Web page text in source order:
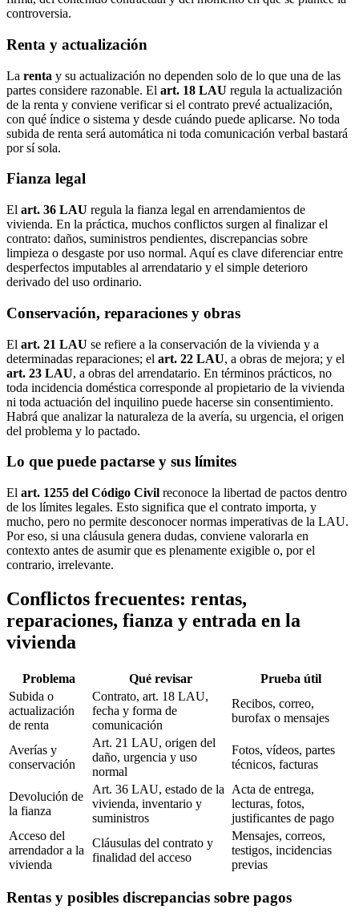
controversia.
Renta y actualización
La renta y su actualización no dependen solo de lo que una de las
partes considere razonable. El art. 18 LAU regula la actualización
de la renta y conviene verificar si el contrato prevé actualización,
con qué índice o sistema y desde cuándo puede aplicarse. No toda
subida de renta será automática ni toda comunicación verbal bastará
por sí sola.
Fianza legal
El art. 36 LAU regula la fianza legal en arrendamientos de
vivienda. En la práctica, muchos conflictos surgen al finalizar el
contrato: daños, suministros pendientes, discrepancias sobre
limpieza o desgaste por uso normal. Aquí es clave diferenciar entre
desperfectos imputables al arrendatario y el simple deterioro
derivado del uso ordinario.
Conservación, reparaciones y obras
El art. 21 LAU se refiere a la conservación de la vivienda y a
determinadas reparaciones; el art. 22 LAU, a obras de mejora; y el
art. 23 LAU, a obras del arrendatario. En términos prácticos, no
toda incidencia doméstica corresponde al propietario de la vivienda
ni toda actuación del inquilino puede hacerse sin consentimiento.
Habrá que analizar la naturaleza de la avería, su urgencia, el origen
del problema y lo pactado.
Lo que puede pactarse y sus límites
El art. 1255 del Código Civil reconoce la libertad de pactos dentro
de los límites legales. Esto significa que el contrato importa, y
mucho, pero no permite desconocer normas imperativas de la LAU.
Por eso, si una cláusula genera dudas, conviene valorarla en
contexto antes de asumir que es plenamente exigible o, por el
contrario, irrelevante.
Conflictos frecuentes: rentas,
reparaciones, fianza y entrada en la
vivienda
Problema Qué revisar
Prueba útil
Subida o
actualización
de renta
Contrato, art. 18 LAU,
fecha y forma de
comunicación
Recibos, correo,
burofax o mensajes
Averías y
conservación
Art. 21 LAU, origen del
daño, urgencia y uso
normal
Fotos, vídeos, partes
técnicos, facturas
Devolución de
la fianza
Art. 36 LAU, estado de la
vivienda, inventario y
suministros
Acta de entrega,
lecturas, fotos,
justificantes de pago
Acceso del
arrendador a la
vivienda
Cláusulas del contrato y
finalidad del acceso
Mensajes, correos,
testigos, incidencias
previas
Rentas y posibles discrepancias sobre pagos